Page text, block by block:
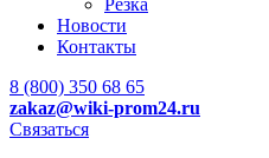
Резка
Новости
Контакты
8 (800) 350 68 65
zakaz@wiki-prom24.ru
Связаться